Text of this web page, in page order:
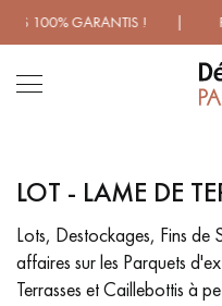
! | PLUS DE 1000
LES RECHERCHES
PARQUET MASSIF
LOT - LAME DE
Lots, Destockages, Fins de
affaires sur les Parquets
Terrasses et Caillebottis à